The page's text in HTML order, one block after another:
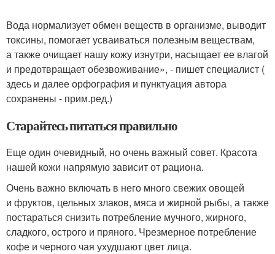
Вода нормализует обмен веществ в организме, выводит
токсины, помогает усваиваться полезным веществам,
а также очищает нашу кожу изнутри, насыщает ее влагой
и предотвращает обезвоживание», - пишет специалист (
здесь и далее орфография и пунктуация автора
сохранены - прим.ред.)
Старайтесь питаться правильно
Еще один очевидный, но очень важный совет. Красота
нашей кожи напрямую зависит от рациона.
Очень важно включать в него много свежих овощей
и фруктов, цельных злаков, мяса и жирной рыбы, а также
постараться снизить потребление мучного, жирного,
сладкого, острого и пряного. Чрезмерное потребление
кофе и черного чая ухудшают цвет лица.